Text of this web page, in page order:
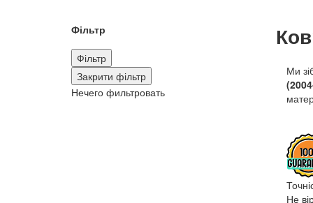
Фільтр
Фільтр
Закрити фільтр
Нечего фильтровать
Ми
Не